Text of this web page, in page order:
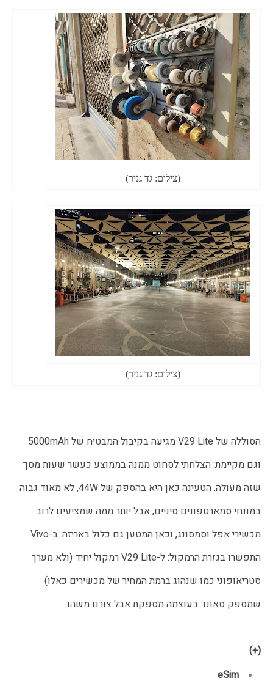
(צילום: גד גניר)
(צילום: גד גניר)
הסוללה של V29 Lite מגיעה בקיבול המבטיח של 5000mAh
וגם מקיימת: הצלחתי לסחוט ממנה בממוצע כעשר שעות מסך
שזה מעולה. הטעינה כאן היא בהספק של 44W, לא מאוד גבוה
במונחי סמארטפונים סיניים, אבל יותר ממה שמציעים לרוב
מכשירי אפל וסמסונג, וכאן המטען גם כלול באריזה. ב-Vivo
התפשרו בגזרת הרמקול: ל-V29 Lite רמקול יחיד (ולא מערך
סטריאופוני כמו שנהוג ברמת המחיר של מכשירים כאלו)
שמספק סאונד בעוצמה מספקת אבל צורם משהו.
(+)
eSim